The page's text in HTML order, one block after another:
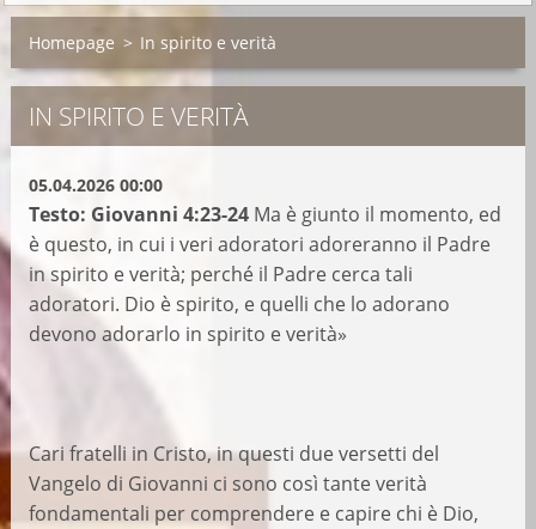
Homepage > In spirito e verità
IN SPIRITO E VERITÀ
05.04.2026 00:00
Testo: Giovanni 4:23-24 Ma è giunto il momento, ed
è questo, in cui i veri adoratori adoreranno il Padre
in spirito e verità; perché il Padre cerca tali
adoratori. Dio è spirito, e quelli che lo adorano
devono adorarlo in spirito e verità»
Cari fratelli in Cristo, in questi due versetti del
Vangelo di Giovanni ci sono così tante verità
fondamentali per comprendere e capire chi è Dio,